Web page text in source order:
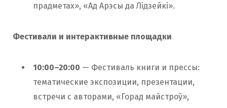
прадметах», «Ад Арэсы да Лідзейкі».
Фестивали и интерактивные площадки
10:00–20:00 — Фестиваль книги и прессы:
тематические экспозиции, презентации,
встречи с авторами, «Горад майстроў»,